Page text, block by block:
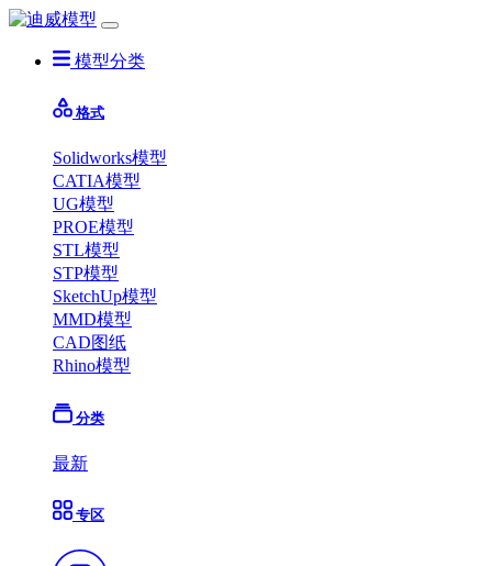
模型分类
格式
Solidworks模型
CATIA模型
UG模型
PROE模型
STL模型
STP模型
SketchUp模型
MMD模型
CAD图纸
Rhino模型
分类
最新
专区